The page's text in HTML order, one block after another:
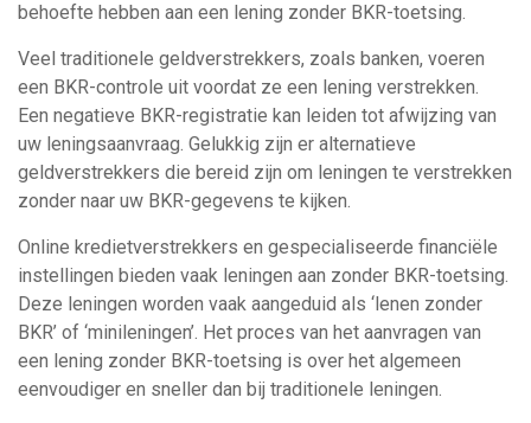
behoefte hebben aan een lening zonder BKR-toetsing.
Veel traditionele geldverstrekkers, zoals banken, voeren
een BKR-controle uit voordat ze een lening verstrekken.
Een negatieve BKR-registratie kan leiden tot afwijzing van
uw leningsaanvraag. Gelukkig zijn er alternatieve
geldverstrekkers die bereid zijn om leningen te verstrekken
zonder naar uw BKR-gegevens te kijken.
Online kredietverstrekkers en gespecialiseerde financiële
instellingen bieden vaak leningen aan zonder BKR-toetsing.
Deze leningen worden vaak aangeduid als ‘lenen zonder
BKR’ of ‘minileningen’. Het proces van het aanvragen van
een lening zonder BKR-toetsing is over het algemeen
eenvoudiger en sneller dan bij traditionele leningen.